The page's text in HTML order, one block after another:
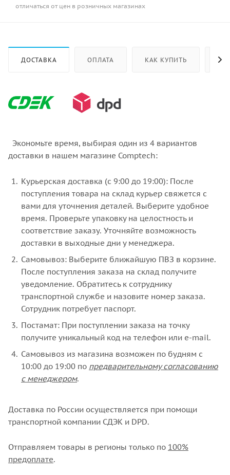
отличаться от цен в розничных магазинах
ДОСТАВКА ОПЛАТА КАК КУПИТЬ
Экономьте время, выбирая один из 4 вариантов
доставки в нашем магазине Comptech:
Курьерская доставка (с 9:00 до 19:00): После
поступления товара на склад курьер свяжется с
вами для уточнения деталей. Выберите удобное
время. Проверьте упаковку на целостность и
соответствие заказу. Уточняйте возможность
доставки в выходные дни у менеджера.
Самовывоз: Выберите ближайшую ПВЗ в корзине.
После поступления заказа на склад получите
уведомление. Обратитесь к сотруднику
транспортной службе и назовите номер заказа.
Сотрудник потребует паспорт.
Постамат: При поступлении заказа на точку
получите уникальный код на телефон или e-mail.
Самовывоз из магазина возможен по будням с
10:00 до 19:00 по предварительному согласованию
с менеджером.
Доставка по России осуществляется при помощи
транспортной компании СДЭК и DPD.
Отправляем товары в регионы только по 100%
предоплате.